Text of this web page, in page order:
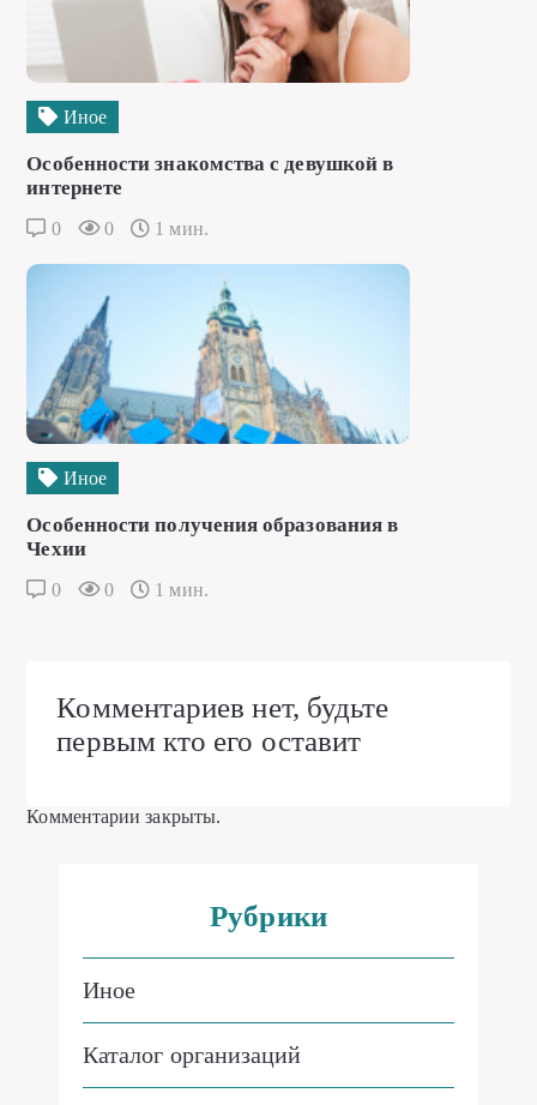
Иное
Особенности знакомства с девушкой в
интернете
0 0 1 мин.
Иное
Особенности получения образования в
Чехии
0 0 1 мин.
Комментариев нет, будьте
первым кто его оставит
Комментарии закрыты.
Рубрики
Иное
Каталог организаций